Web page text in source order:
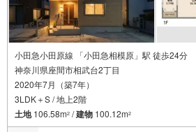
小田急小田原線 「小田急相模原」駅 徒歩24分
神奈川県座間市相武台2丁目
2020年7月（築7年）
3LDK＋S / 地上2階
土地106.58m2 /建物 100.12m2